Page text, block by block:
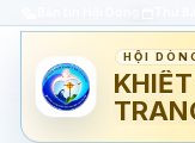
HỘI